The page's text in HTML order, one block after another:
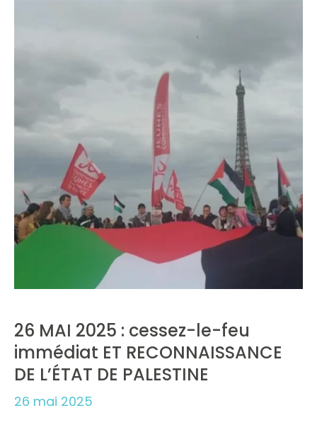
26 MAI 2025 : cessez-le-feu
immédiat ET RECONNAISSANCE
DE L’ÉTAT DE PALESTINE
26 mai 2025